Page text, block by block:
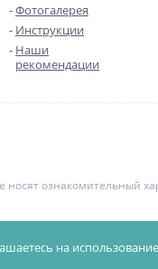
Фотогалерея
Инструкции
Наши
рекомендации
носят
офертой. Уточняйте
на